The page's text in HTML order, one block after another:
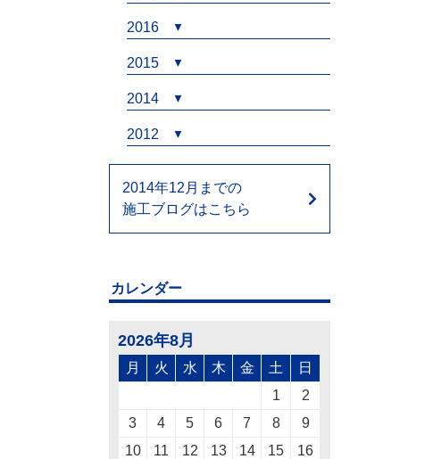
2016
2015
2014
2012
2014年12月までの
施工ブログはこちら
カレンダー
2026年8月
月 火 水 木 金 土 日
1
2
3
4 5 6 7 8
9
10
11 12 13 14 15
16